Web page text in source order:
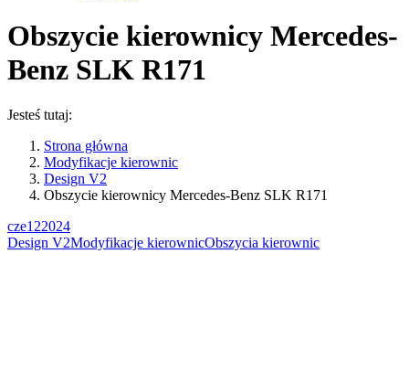
Obszycie kierownicy Mercedes-
Benz SLK R171
Jesteś tutaj:
Strona główna
Modyfikacje kierownic
Design V2
Obszycie kierownicy Mercedes-Benz SLK R171
cze122024
Design V2Modyfikacje kierownicObszycia kierownic